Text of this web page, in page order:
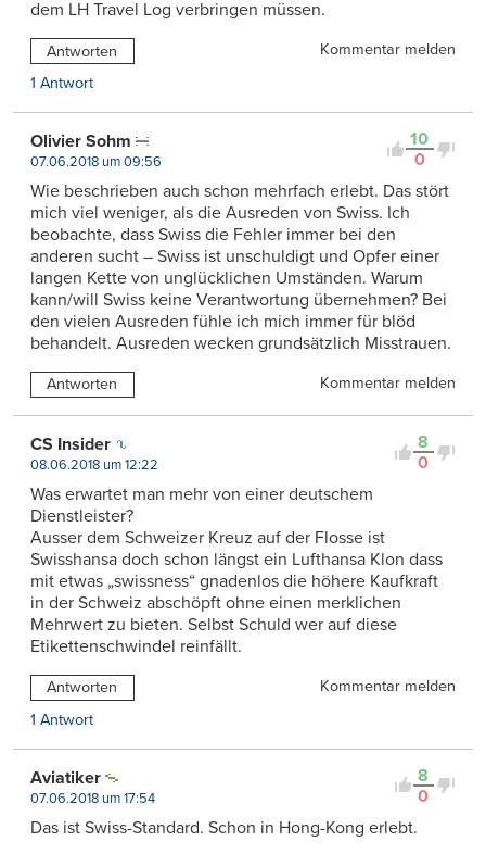
dem LH Travel Log verbringen müssen.
Antworten
Kommentar melden
1 Antwort
10
0
Olivier Sohm
07.06.2018 um 09:56
Wie beschrieben auch schon mehrfach erlebt. Das stört
mich viel weniger, als die Ausreden von Swiss. Ich
beobachte, dass Swiss die Fehler immer bei den
anderen sucht – Swiss ist unschuldigt und Opfer einer
langen Kette von unglücklichen Umständen. Warum
kann/will Swiss keine Verantwortung übernehmen? Bei
den vielen Ausreden fühle ich mich immer für blöd
behandelt. Ausreden wecken grundsätzlich Misstrauen.
Antworten Kommentar melden
8
0
CS Insider
08.06.2018 um 12:22
Was erwartet man mehr von einer deutschem
Dienstleister?
Ausser dem Schweizer Kreuz auf der Flosse ist
Swisshansa doch schon längst ein Lufthansa Klon dass
mit etwas „swissness“ gnadenlos die höhere Kaufkraft
in der Schweiz abschöpft ohne einen merklichen
Mehrwert zu bieten. Selbst Schuld wer auf diese
Etikettenschwindel reinfällt.
Antworten
Kommentar melden
1 Antwort
8
0
Aviatiker
07.06.2018 um 17:54
Das ist Swiss-Standard. Schon in Hong-Kong erlebt.